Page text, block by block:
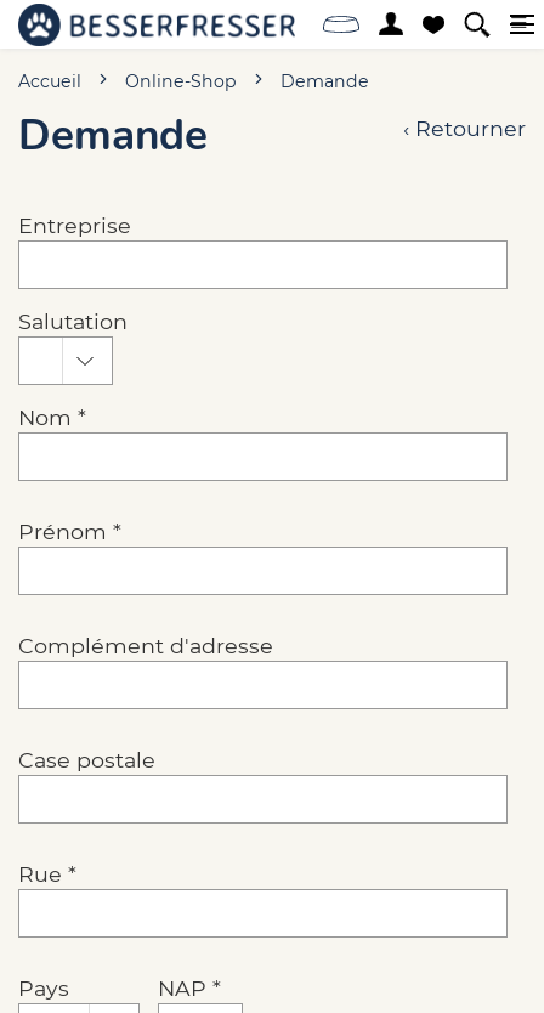
Accueil Online-Shop Demande
‹ Retourner
Demande
Entreprise
Salutation
Nom *
Prénom *
Complément d'adresse
Case postale
Rue *
Pays
NAP *